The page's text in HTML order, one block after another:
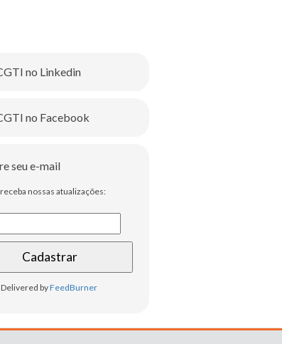
no Linkedin
no Facebook
seu e-mail
nossas atualizações:
Delivered byFeedBurner